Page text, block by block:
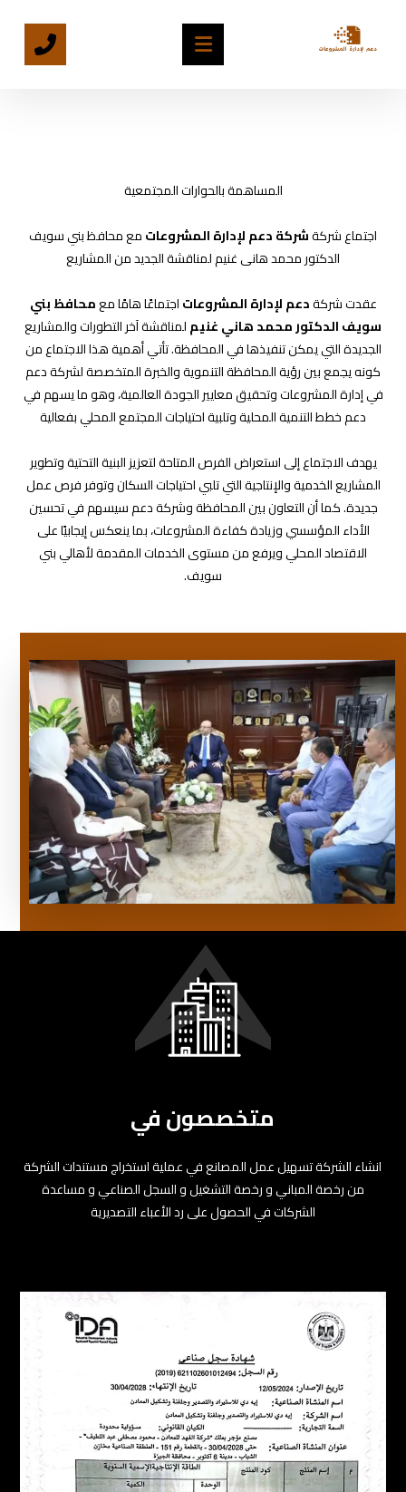
المساهمة بالحوارات المجتمعية
اجتماع شركةشركة دعم لإدارة المشروعاتمع محافظ بني سويف
الدكتور محمد هانى غنيم لمناقشة الجديد من المشاريع
عقدت شركةدعم لإدارة المشروعاتاجتماعًا هامًا معمحافظ بني
سويف الدكتور محمد هاني غنيملمناقشة آخر التطورات والمشاريع
الجديدة التي يمكن تنفيذها في المحافظة. تأتي أهمية هذا الاجتماع من
كونه يجمع بين رؤية المحافظة التنموية والخبرة المتخصصة لشركة دعم
في إدارة المشروعات وتحقيق معايير الجودة العالمية، وهو ما يسهم في
دعم خطط التنمية المحلية وتلبية احتياجات المجتمع المحلي بفعالية
يهدف الاجتماع إلى استعراض الفرص المتاحة لتعزيز البنية التحتية وتطوير
المشاريع الخدمية والإنتاجية التي تلبي احتياجات السكان وتوفر فرص عمل
جديدة. كما أن التعاون بين المحافظة وشركة دعم سيسهم في تحسين
الأداء المؤسسي وزيادة كفاءة المشروعات، بما ينعكس إيجابيًا على
الاقتصاد المحلي ويرفع من مستوى الخدمات المقدمة لأهالي بني
سويف.
متخصصون في
انشاء الشركة تسهيل عمل المصانع في عملية استخراج مستندات الشركة
من رخصة المباني و رخصة التشغيل و السجل الصناعي و مساعدة
الشركات في الحصول على رد الأعباء التصديرية